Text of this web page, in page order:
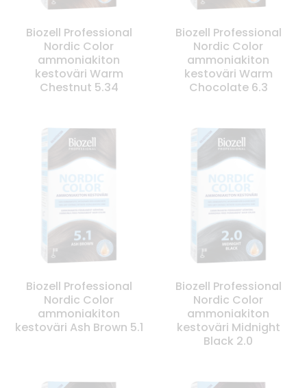
Biozell Professional
Nordic Color
ammoniakiton
kestoväri Warm
Chestnut 5.34
Biozell Professional
Nordic Color
ammoniakiton
kestoväri Warm
Chocolate 6.3
Biozell Professional
Nordic Color
ammoniakiton
kestoväri Ash Brown 5.1
Biozell Professional
Nordic Color
ammoniakiton
kestoväri Midnight
Black 2.0